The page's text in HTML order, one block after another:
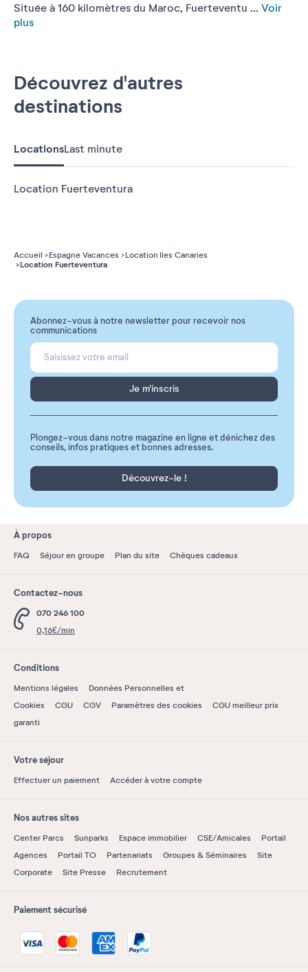
Située à 160 kilomètres du Maroc, Fuerteventu ... Voir
plus
Découvrez d'autres
destinations
LocationsLast minute
Location Fuerteventura
Accueil Espagne Vacances Location Iles Canaries
Location Fuerteventura
Abonnez-vous à notre newsletter pour recevoir nos
communications
Je m'inscris
Plongez-vous dans notre magazine en ligne et dénichez des
conseils, infos pratiques et bonnes adresses.
Découvrez-le !
À propos
FAQ Séjour en groupe Plan du site Chèques cadeaux
Contactez-nous
070 246 100
0,16€/min
Conditions
Mentions légales
Données Personnelles et
Cookies
CGU CGV Paramètres des cookies
CGU meilleur prix
garanti
Votre séjour
Effectuer un paiement Accéder à votre compte
Nos autres sites
Center Parcs Sunparks Espace immobilier CSE/Amicales
Portail
Agences
Portail TO Partenariats Groupes & Séminaires
Site
Corporate
Site Presse Recrutement
Paiement sécurisé